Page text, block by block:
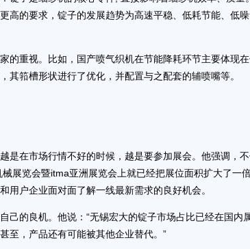
高的要求，锭子的发展趋势为高速平稳、低耗节能、低
重视。比如，国产喷气织机在节能降耗环节主要体现
筘槽形状进行了优化，并配置与之配套的辅喷嘴等。
在市场行情不好的时候，越是要参加展会。他强调，
展览会暨itma亚洲展览会上就已经把展位面积扩大了一
用户企业面对面了解一线最新需求的良好机会。
的良机。他说：“无锡宏大的锭子市场占比已经在国内
至，产品还有可能被其他企业替代。”